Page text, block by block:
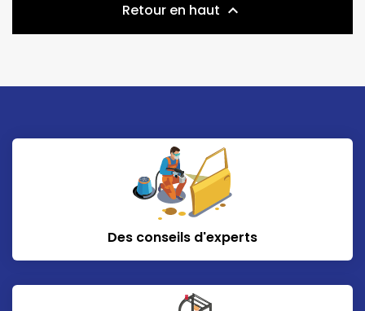
Retour en haut 
Des conseils d'experts